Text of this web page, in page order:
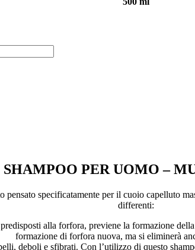
SHAMPOO PER UOMO –
specificatamente per il cuoio capelluto
differenti:
alla forfora, previene la formazione
formazione di forfora nuova, ma si eliminerà
deboli e sfibrati. Con l’utilizzo di questo